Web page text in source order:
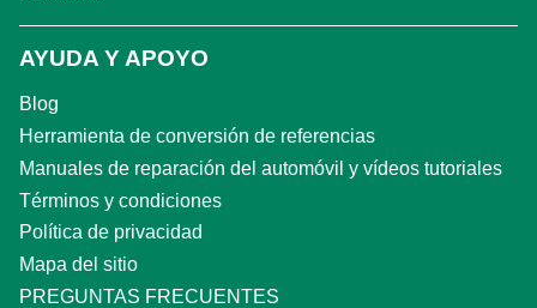
AYUDA Y APOYO
Blog
Herramienta de conversión de referencias
Manuales de reparación del automóvil y vídeos tutoriales
Términos y condiciones
Política de privacidad
Mapa del sitio
PREGUNTAS FRECUENTES